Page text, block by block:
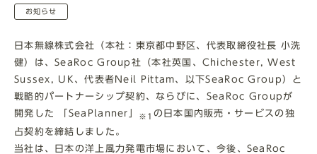
お知らせ
日本無線株式会社（本社：東京都中野区、代表取締役社長 小洗
健）は、SeaRoc Group社（本社英国、Chichester, West
Sussex, UK、代表者Neil Pittam、以下SeaRoc Group）と
戦略的パートナーシップ契約、ならびに、SeaRoc Groupが
開発した 「SeaPlanner」
※1 の日本国内販売・サービスの独
占契約を締結しました。
当社は、日本の洋上風力発電市場において、今後、SeaRoc